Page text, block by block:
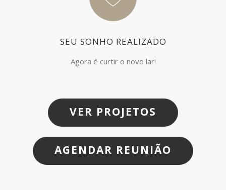
SEU SONHO REALIZADO
Agora é curtir o novo lar!
VER PROJETOS
AGENDAR REUNIÃO